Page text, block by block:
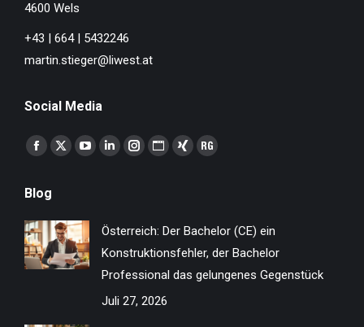
4600 Wels
+43 | 664 | 5432246
martin.stieger@liwest.at
Social Media
Finden Sie uns auf:
Facebook
opens
in
new
window
X
in
new
window
YouTube
in
new
window
Linkedin
new
window
Instagram
new
window
Website
new
window
XING
new
window
ResearchGate
new
window
Blog
Österreich: Der Bachelor (CE) ein
Konstruktionsfehler, der Bachelor
Professional das gelungenes Gegenstück
Juli 27, 2026